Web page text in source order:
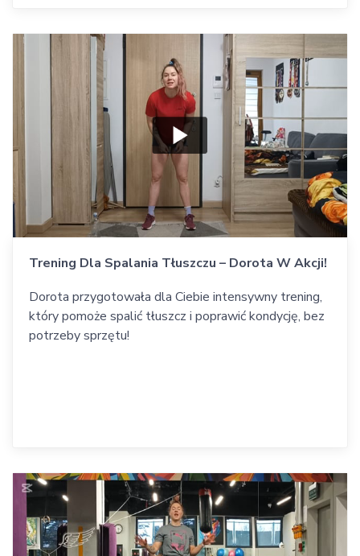
Trening Dla Spalania Tłuszczu – Dorota W Akcji!
Dorota przygotowała dla Ciebie intensywny trening,
który pomoże spalić tłuszcz i poprawić kondycję, bez
potrzeby sprzętu!